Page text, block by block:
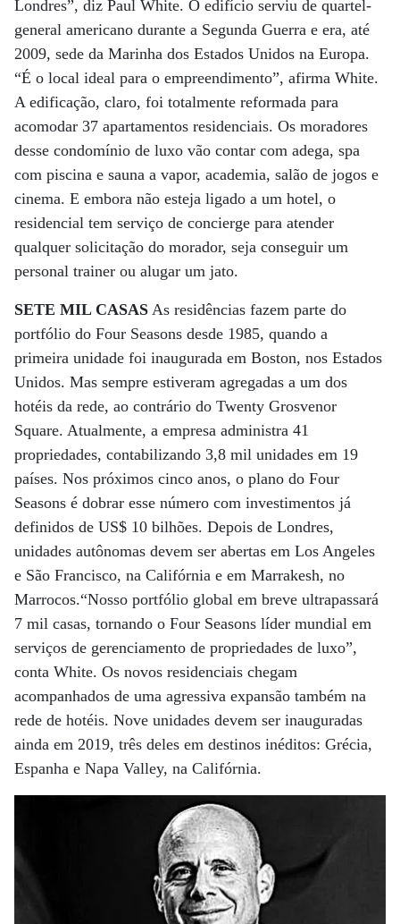
Londres”, diz Paul White. O edifício serviu de quartel-
general americano durante a Segunda Guerra e era, até
2009, sede da Marinha dos Estados Unidos na Europa.
“É o local ideal para o empreendimento”, afirma White.
A edificação, claro, foi totalmente reformada para
acomodar 37 apartamentos residenciais. Os moradores
desse condomínio de luxo vão contar com adega, spa
com piscina e sauna a vapor, academia, salão de jogos e
cinema. E embora não esteja ligado a um hotel, o
residencial tem serviço de concierge para atender
qualquer solicitação do morador, seja conseguir um
personal trainer ou alugar um jato.
SETE MIL CASAS As residências fazem parte do
portfólio do Four Seasons desde 1985, quando a
primeira unidade foi inaugurada em Boston, nos Estados
Unidos. Mas sempre estiveram agregadas a um dos
hotéis da rede, ao contrário do Twenty Grosvenor
Square. Atualmente, a empresa administra 41
propriedades, contabilizando 3,8 mil unidades em 19
países. Nos próximos cinco anos, o plano do Four
Seasons é dobrar esse número com investimentos já
definidos de US$ 10 bilhões. Depois de Londres,
unidades autônomas devem ser abertas em Los Angeles
e São Francisco, na Califórnia e em Marrakesh, no
Marrocos.“Nosso portfólio global em breve ultrapassará
7 mil casas, tornando o Four Seasons líder mundial em
serviços de gerenciamento de propriedades de luxo”,
conta White. Os novos residenciais chegam
acompanhados de uma agressiva expansão também na
rede de hotéis. Nove unidades devem ser inauguradas
ainda em 2019, três deles em destinos inéditos: Grécia,
Espanha e Napa Valley, na Califórnia.